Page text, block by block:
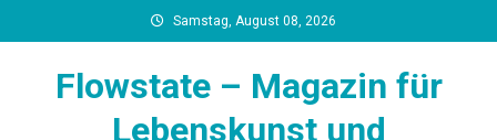
to
Samstag, August 08, 2026
Flowstate – Magazin für
Lebenskunst und